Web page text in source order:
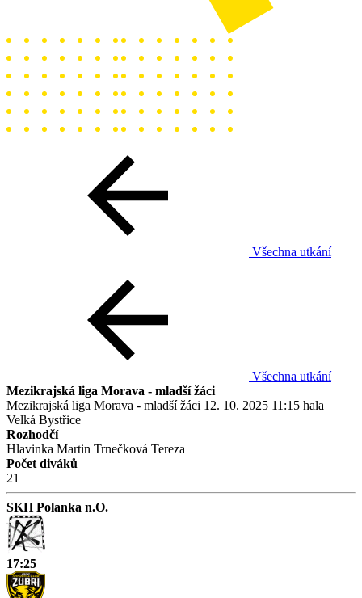
Všechna utkání
Všechna utkání
Mezikrajská liga Morava - mladší žáci
Mezikrajská liga Morava - mladší žáci 12. 10. 2025 11:15 hala
Velká Bystřice
Rozhodčí
Hlavinka Martin Trnečková Tereza
Počet diváků
21
SKH Polanka n.O.
17:25